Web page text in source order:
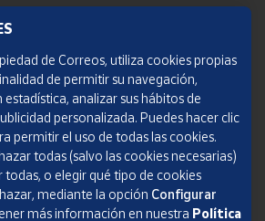
de Correos, utiliza cookies propias
de permitir su navegación,
analizar sus hábitos de
personalizada. Puedes hacer clic
permitir el uso de todas las cookies.
todas (salvo las cookies necesarias)
todas, o elegir qué tipo de cookies
mediante la opción Configurar
más información en nuestra Política